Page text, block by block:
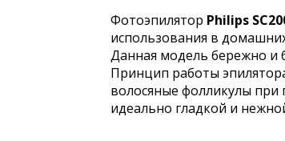
Фотоэпилятор Philips
использования в
Данная модель бережно и
Принцип работы
волосяные фолликулы при
идеально гладкой и